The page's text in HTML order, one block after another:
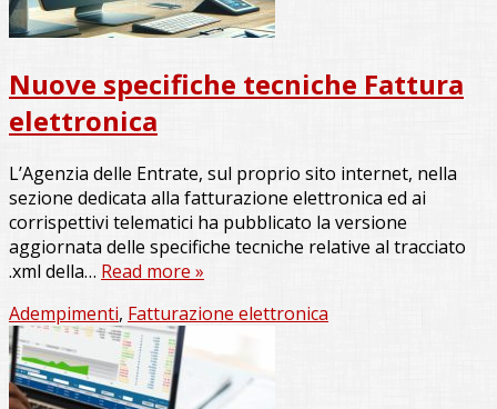
Nuove specifiche tecniche Fattura
elettronica
L’Agenzia delle Entrate, sul proprio sito internet, nella
sezione dedicata alla fatturazione elettronica ed ai
corrispettivi telematici ha pubblicato la versione
aggiornata delle specifiche tecniche relative al tracciato
.xml della… Read more »
Adempimenti, Fatturazione elettronica